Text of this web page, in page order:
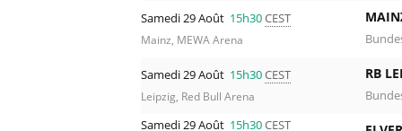
Samedi 29 Août 15h30CEST
Mainz, MEWA Arena
Samedi 29 Août 15h30CEST
Leipzig, Red Bull Arena
RB
Samedi 29 Août 15h30CEST